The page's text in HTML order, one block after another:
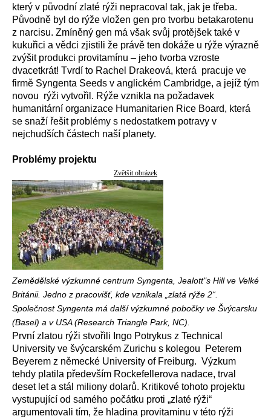
který v původní zlaté rýži nepracoval tak, jak je třeba.
Původně byl do rýže vložen gen pro tvorbu betakarotenu
z narcisu. Zmíněný gen má však svůj protějšek také v
kukuřici a vědci zjistili že právě ten dokáže u rýže výrazně
zvýšit produkci provitamínu – jeho tvorba vzroste
dvacetkrát! Tvrdí to Rachel Drakeová, která pracuje ve
firmě Syngenta Seeds v anglickém Cambridge, a jejíž tým
novou rýži vytvořil. Rýže vznikla na požadavek
humanitární organizace Humanitarien Rice Board, která
se snaží řešit problémy s nedostatkem potravy v
nejchudších částech naší planety.
Problémy projektu
Zvětšit obrázek
Zemědělské výzkumné centrum Syngenta, Jealott"s Hill ve Velké
Británii. Jedno z pracovišť, kde vznikala „zlatá rýže 2“.
Společnost Syngenta má další výzkumné pobočky ve Švýcarsku
(Basel) a v USA (Research Triangle Park, NC).
První zlatou rýži stvořili Ingo Potrykus z Technical
University ve švýcarském Zurichu s kolegou Peterem
Beyerem z německé University of Freiburg. Výzkum
tehdy platila především Rockefellerova nadace, trval
deset let a stál miliony dolarů. Kritikové tohoto projektu
vystupující od samého počátku proti „zlaté rýži“
argumentovali tím, že hladina provitaminu v této rýži